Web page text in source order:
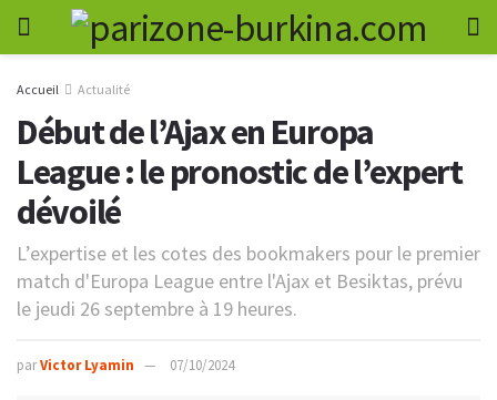
Accueil Actualité
Début de l’Ajax en Europa
League : le pronostic de l’expert
dévoilé
L’expertise et les cotes des bookmakers pour le premier
match d'Europa League entre l'Ajax et Besiktas, prévu
le jeudi 26 septembre à 19 heures.
parVictor Lyamin 07/10/2024